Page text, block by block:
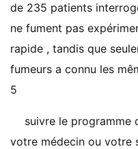
de 235 patients
ne fument pas
rapide , tandis que
fumeurs a connu les
5
suivre le programme
votre médecin ou votre